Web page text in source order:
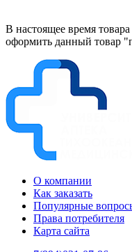
В настоящее время
оформить данный товар
О компании
Как заказать
Популярные
Права потребителя
Карта сайта